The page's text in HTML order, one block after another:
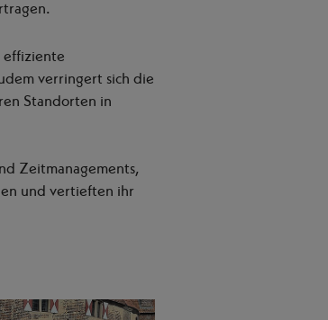
effiziente
verringert sich die
Standorten in
Zeitmanagements,
und vertieften ihr